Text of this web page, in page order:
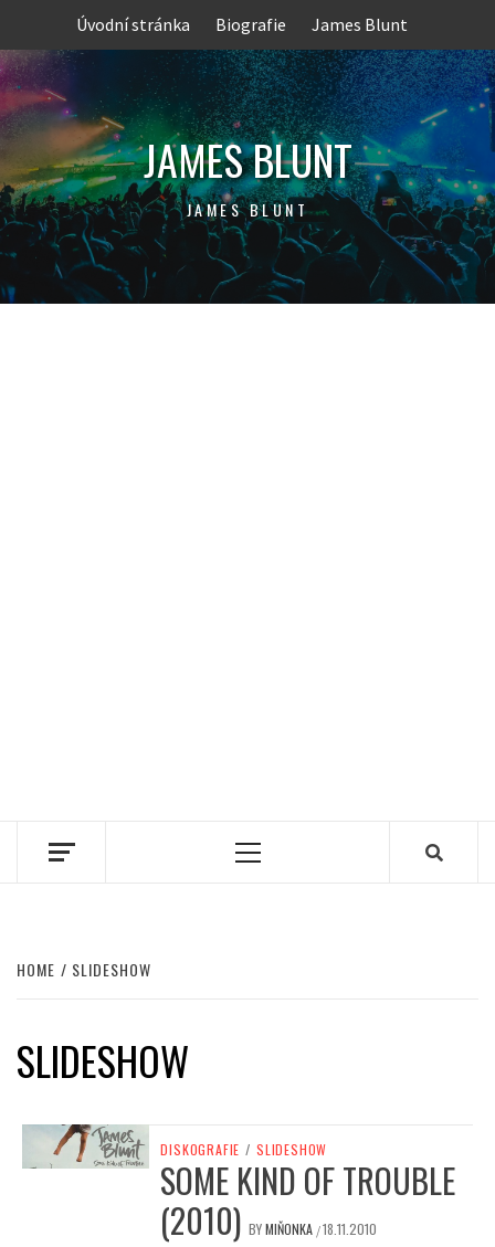
content
Úvodní stránka Biografie James Blunt
JAMES BLUNT
JAMES BLUNT
Primary
HOME SLIDESHOW
SLIDESHOW
DISKOGRAFIE / SLIDESHOW
SOME KIND OF TROUBLE
(2010) BYMIŇONKA /18.11.2010